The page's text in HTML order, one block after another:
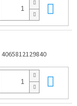
4065812129840